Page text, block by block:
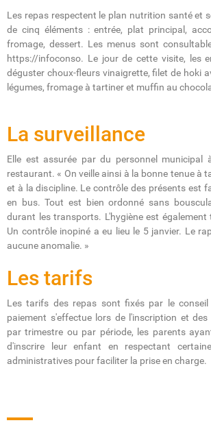
Les repas respectent le plan nutrition santé et
de cinq éléments : entrée, plat principal,
fromage, dessert. Les menus sont
https://infoconso. Le jour de cette visite, les
déguster choux-fleurs vinaigrette, filet de hoki
légumes, fromage à tartiner et muffin au
La surveillance
Elle est assurée par du personnel municipal
restaurant. « On veille ainsi à la bonne tenue à
et à la discipline. Le contrôle des présents est
en bus. Tout est bien ordonné sans
durant les transports. L'hygiène est également
Un contrôle inopiné a eu lieu le 5 janvier. Le
aucune anomalie. »
Les tarifs
Les tarifs des repas sont fixés par le conseil
paiement s'effectue lors de l'inscription et des
par trimestre ou par période, les parents
d'inscrire leur enfant en respectant
administratives pour faciliter la prise en charge.